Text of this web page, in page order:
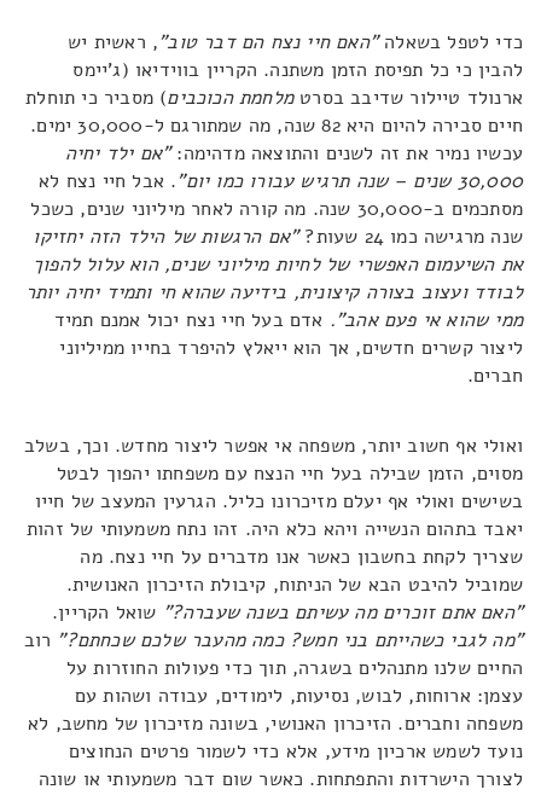
כדי לטפל בשאלה"האם חיי נצח הם דבר טוב", ראשית יש
להבין כי כל תפיסת הזמן משתנה. הקריין בווידיאו (ג'יימס
ארנולד טיילור שדיבב בסרטמלחמת הכוכבים) מסביר כי תוחלת
חיים סבירה להיום היא 82 שנה, מה שמתורגם ל-30,000 ימים.
עכשיו נמיר את זה לשנים והתוצאה מדהימה:"אם ילד יחיה
30,000 שנים – שנה תרגיש עבורו כמו יום"
. אבל חיי נצח לא
מסתכמים ב-30,000 שנה. מה קורה לאחר מיליוני שנים, כשכל
שנה מרגישה כמו 24 שעות?
"אם הרגשות של הילד הזה יחזיקו
את השיעמום האפשרי של לחיות מיליוני שנים, הוא עלול להפוך
לבודד ועצוב בצורה קיצונית, בידיעה שהוא חי ותמיד יחיה יותר
ממי שהוא אי פעם אהב". אדם בעל חיי נצח יכול אמנם תמיד
ליצור קשרים חדשים, אך הוא ייאלץ להיפרד בחייו ממיליוני
חברים.
ואולי אף חשוב יותר, משפחה אי אפשר ליצור מחדש. וכך, בשלב
מסוים, הזמן שבילה בעל חיי הנצח עם משפחתו יהפוך לבטל
בשישים ואולי אף יעלם מזיכרונו כליל. הגרעין המעצב של חייו
יאבד בתהום הנשייה ויהא כלא היה. זהו נתח משמעותי של זהות
שצריך לקחת בחשבון כאשר אנו מדברים על חיי נצח. מה
שמוביל להיבט הבא של הניתוח, קיבולת הזיכרון האנושית.
"האם אתם זוכרים מה עשיתם בשנה שעברה?" שואל הקריין.
"מה לגבי כשהייתם בני חמש? כמה מהעבר שלכם שכחתם?" רוב
החיים שלנו מתנהלים בשגרה, תוך כדי פעולות החוזרות על
עצמן: ארוחות, לבוש, נסיעות, לימודים, עבודה ושהות עם
משפחה וחברים. הזיכרון האנושי, בשונה מזיכרון של מחשב, לא
נועד לשמש ארכיון מידע, אלא כדי לשמור פרטים הנחוצים
לצורך הישרדות והתפתחות. כאשר שום דבר משמעותי או שונה